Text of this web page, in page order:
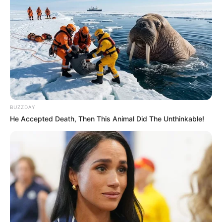
Refuerzo en las calles: así operará el
plan en diciembre
El plan arranca con más de800 personas en vía,
incluyendo Agentes Civiles, Policía de Tránsito y el Grupo
Guía, distribuidos en zonas con mayor congestión y
siniestralidad.
Cada semana se ejecutarán:
Más de 500 intervencionespara controlar el tráfico
y atacar el mal parqueo.
200 operativos de seguridad vialenfocados en
controlar exceso de velocidad y consumo de alcohol
al volante.
Supervisión eneventos masivos
como la Ciclovía
Nocturna, ferias y desfiles navideños.
BUZZDAY
He Accepted Death, Then This Animal Did The Unthinkable!